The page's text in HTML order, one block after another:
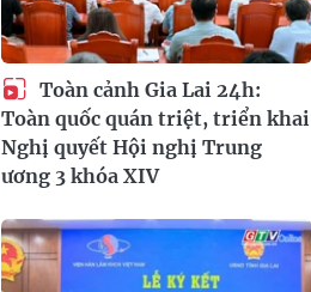
Toàn cảnh Gia Lai 24h:
Toàn quốc quán triệt, triển khai
Nghị quyết Hội nghị Trung
ương 3 khóa XIV